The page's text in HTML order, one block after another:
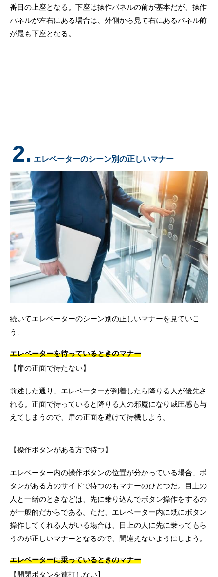
番目の上座となる。下座は操作パネルの前が基本だが、操作
パネルが左右にある場合は、外側から見て右にあるパネル前
が最も下座となる。
2. エレベーターのシーン別の正しいマナー
続いてエレベーターのシーン別の正しいマナーを見ていこ
う。
エレベーターを待っているときのマナー
【扉の正面で待たない】
前述した通り、エレベーターが到着したら降りる人が優先さ
れる。正面で待っていると降りる人の邪魔になり威圧感も与
えてしまうので、扉の正面を避けて待機しよう。
【操作ボタンがある方で待つ】
エレベーター内の操作ボタンの位置が分かっている場合、ボ
タンがある方のサイドで待つのもマナーのひとつだ。目上の
人と一緒のときなどは、先に乗り込んでボタン操作をするの
が一般的だからである。ただ、エレベーター内に既にボタン
操作してくれる人がいる場合は、目上の人に先に乗ってもら
うのが正しいマナーとなるので、間違えないようにしよう。
エレベーターに乗っているときのマナー
【開閉ボタンを連打しない】